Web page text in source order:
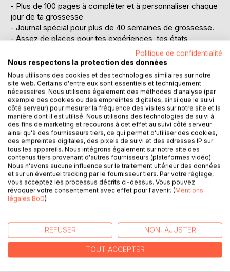
- Plus de 100 pages à compléter et à personnaliser chaque
jour de ta grossesse
- Journal spécial pour plus de 40 semaines de grossesse.
- Assez de places pour tes expériences, tes états
émotionnels, tes notes, tes rendez-vous à la maternité,
etc...
- Journal au format DIN A5 - parfait pour être emporté
partout.
Tu es enceinte et tu voudrais garder des souvenirs de ta
grossesse, inscrire tes pensées et tes expériences ? Ou
alors, tu voudrais faire un cadeau exceptionnel à une
personne qui est enceinte?
Ce journal de grossesse est donc fait pour toi!
Sur plus de 100 pages, ce journal sera ton confident. Tu
auras également la possibilité d'y coller des photos de
"l'avant" et de "l'après". Il te permettra également de bien
rendez-vous chez le docteur, la maternité, aux
échographies, te rappeler quels papiers envoyer aux
différentes administrations, à l'employeur.
Politique de confidentialité
Nous respectons la protection des données
Nous utilisons des cookies et des technologies similaires sur notre
site web. Certains d'entre eux sont essentiels et techniquement
nécessaires. Nous utilisons également des méthodes d'analyse (par
exemple des cookies ou des empreintes digitales, ainsi que le suivi
côté serveur) pour mesurer la fréquence des visites sur notre site et la
manière dont il est utilisé. Nous utilisons des technologies de suivi à
des fins de marketing et recourons à cet effet au suivi côté serveur
ainsi qu'à des fournisseurs tiers, ce qui permet d'utiliser des cookies,
des empreintes digitales, des pixels de suivi et des adresses IP sur
tous les appareils. Nous intégrons également sur notre site des
contenus tiers provenant d'autres fournisseurs (plateformes vidéo).
Nous n'avons aucune influence sur le traitement ultérieur des données
et sur un éventuel tracking par le fournisseur tiers. Par votre réglage,
vous acceptez les processus décrits ci-dessus. Vous pouvez
révoquer votre consentement avec effet pour l'avenir. (Mentions
légales BoD)
REFUSER NON, AJUSTER
TOUT ACCEPTER